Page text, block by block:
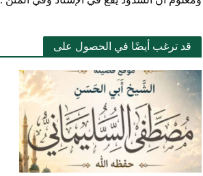
قد ترغب أيضًا في الحصول على